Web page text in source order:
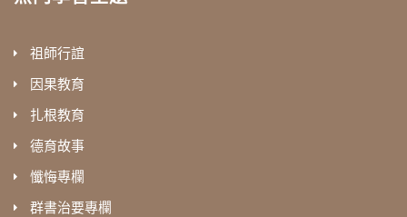
祖師行誼
因果教育
扎根教育
德育故事
懺悔專欄
群書治要專欄